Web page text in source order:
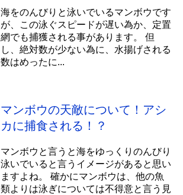
海をのんびりと泳いでいるマンボウです
が、この泳ぐスピードが遅い為か、定置
網でも捕獲される事があります。 但
し、絶対数が少ない為に、水揚げされる
数はめったに...
マンボウの天敵について！アシ
カに捕食される！？
マンボウと言うと海をゆっくりのんびり
泳いでいると言うイメージがあると思い
ますよね。 確かにマンボウは、他の魚
類よりは泳ぎについては不得意と言う見